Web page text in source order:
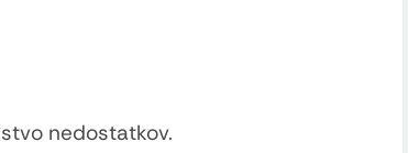
nedostatkov.